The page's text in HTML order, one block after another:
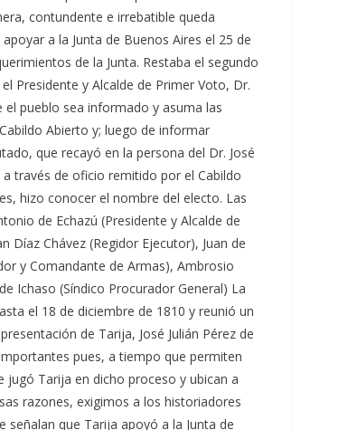
contundente e irrebatible queda
a la Junta de Buenos Aires el 25 de
de la Junta. Restaba el segundo
Presidente y Alcalde de Primer Voto, Dr.
pueblo sea informado y asuma las
Abierto y; luego de informar
que recayó en la persona del Dr. José
a través de oficio remitido por el Cabildo
hizo conocer el nombre del electo. Las
de Echazú (Presidente y Alcalde de
Díaz Chávez (Regidor Ejecutor), Juan de
y Comandante de Armas), Ambrosio
Ichaso (Síndico Procurador General) La
el 18 de diciembre de 1810 y reunió un
de Tarija, José Julián Pérez de
pues, a tiempo que permiten
Tarija en dicho proceso y ubican a
razones, exigimos a los historiadores
que Tarija apoyó a la Junta de